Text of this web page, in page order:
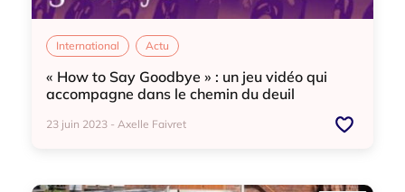
International Actu
« How to Say Goodbye » : un jeu vidéo qui
accompagne dans le chemin du deuil
23 juin 2023 - Axelle Faivret